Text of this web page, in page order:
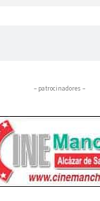
– patrocinadores –